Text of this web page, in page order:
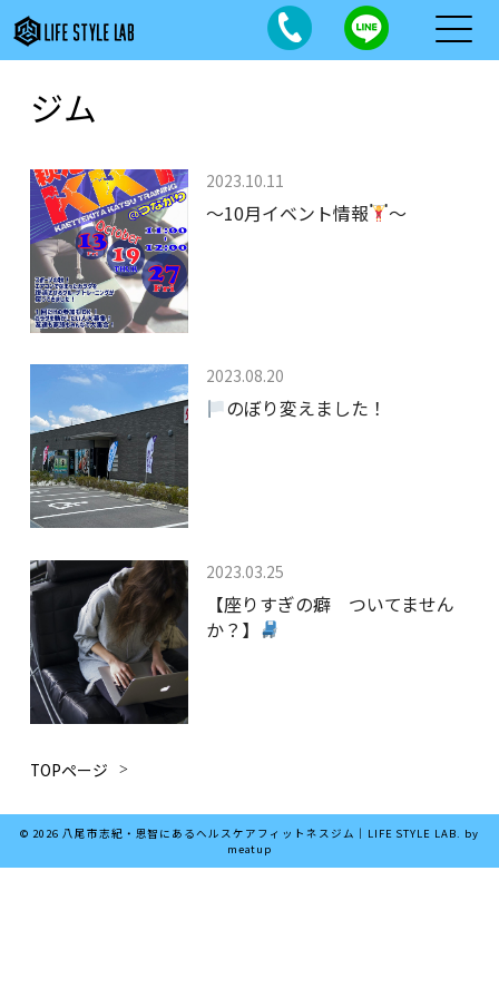
ジム
2023.10.11
～10月イベント情報 ～
2023.08.20
のぼり変えました！
2023.03.25
【座りすぎの癖 ついてません
か？】
TOPページ
© 2026 八尾市志紀・恩智にあるヘルスケアフィットネスジム｜LIFE STYLE LAB. by
meatup